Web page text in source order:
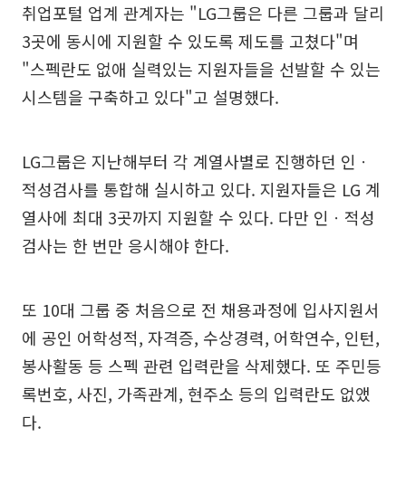
취업포털 업계 관계자는 "LG그룹은 다른 그룹과 달리
3곳에 동시에 지원할 수 있도록 제도를 고쳤다"며
"스펙란도 없애 실력있는 지원자들을 선발할 수 있는
시스템을 구축하고 있다"고 설명했다.
LG그룹은 지난해부터 각 계열사별로 진행하던 인ㆍ
적성검사를 통합해 실시하고 있다. 지원자들은 LG 계
열사에 최대 3곳까지 지원할 수 있다. 다만 인ㆍ적성
검사는 한 번만 응시해야 한다.
또 10대 그룹 중 처음으로 전 채용과정에 입사지원서
에 공인 어학성적, 자격증, 수상경력, 어학연수, 인턴,
봉사활동 등 스펙 관련 입력란을 삭제했다. 또 주민등
록번호, 사진, 가족관계, 현주소 등의 입력란도 없앴
다.